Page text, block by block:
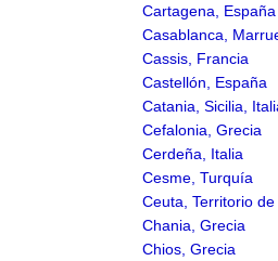
Cartagena, España
Casablanca,
Cassis, Francia
Castellón, España
Catania, Sicilia,
Cefalonia, Grecia
Cerdeña, Italia
Cesme, Turquía
Ceuta, Territorio
Chania, Grecia
Chios, Grecia